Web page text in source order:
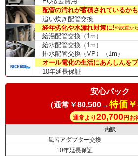
配管の汚れが蓄積されているか
追い炊き配管交換
経年劣化や水漏れ対策に!※設置か
給湯配管交換（1m）
給水配管交換（1m）
排水配管交換（VP）（1m）
オール電化の生活にあんしんを
10年延長保証
安心パック
（通常￥80,500→特価
通常より20,700円お
内訳
風呂アダプター交換
10年延長保証